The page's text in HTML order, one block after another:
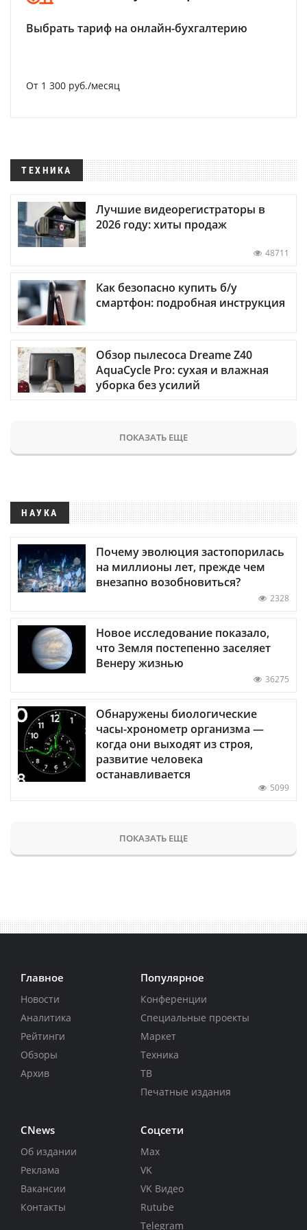
Выбрать тариф на онлайн-бухгалтерию
От 1 300 руб./месяц
ТЕХНИКА
Лучшие видеорегистраторы в
2026 году: хиты продаж
48711
Как безопасно купить б/у
смартфон: подробная инструкция
Обзор пылесоса Dreame Z40
AquaCycle Pro: сухая и влажная
уборка без усилий
ПОКАЗАТЬ ЕЩЕ
НАУКА
Почему эволюция застопорилась
на миллионы лет, прежде чем
внезапно возобновиться?
2328
Новое исследование показало,
что Земля постепенно заселяет
Венеру жизнью
36275
Обнаружены биологические
часы-хронометр организма —
когда они выходят из строя,
развитие человека
останавливается
5099
ПОКАЗАТЬ ЕЩЕ
Главное
Новости
Аналитика
Рейтинги
Обзоры
Архив
Популярное
Конференции
Специальные проекты
Маркет
Техника
ТВ
Печатные издания
CNews
Об издании
Реклама
Вакансии
Контакты
Соцсети
Max
VK
VK Видео
Rutube
Telegram